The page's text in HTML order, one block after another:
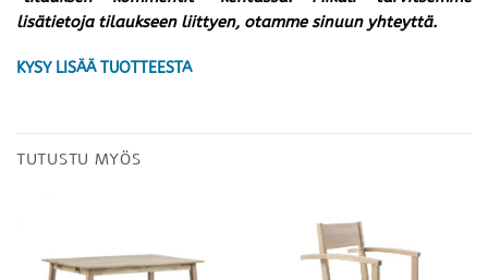
lisätietoja tilaukseen liittyen, otamme sinuun yhteyttä.
KYSY LISÄÄ TUOTTEESTA
TUTUSTU MYÖS